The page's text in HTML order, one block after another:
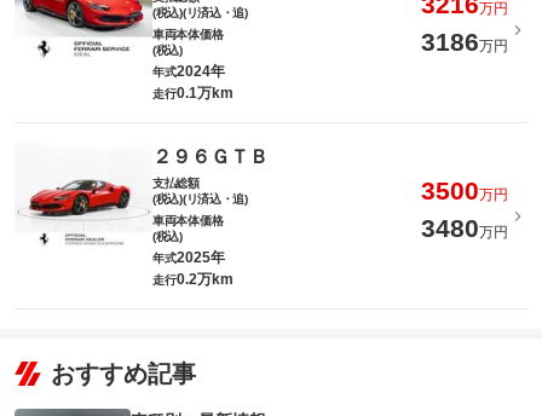
(税込)(リ済込・追)
万円
車両本体価格
(税込)
3186万円
年式2024年
走行0.1万km
２９６ＧＴＢ
支払総額
(税込)(リ済込・追)
3500万円
車両本体価格
(税込)
3480万円
年式2025年
走行0.2万km
おすすめ記事